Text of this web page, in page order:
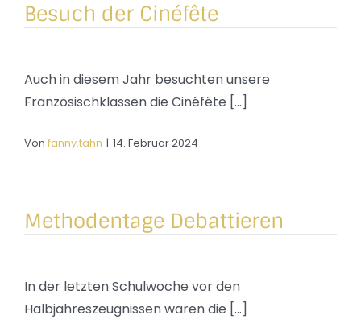
Besuch der Cinéfête
Auch in diesem Jahr besuchten unsere
Französischklassen die Cinéfête [...]
Von fanny.tahn | 14. Februar 2024
Methodentage Debattieren
In der letzten Schulwoche vor den
Halbjahreszeugnissen waren die [...]